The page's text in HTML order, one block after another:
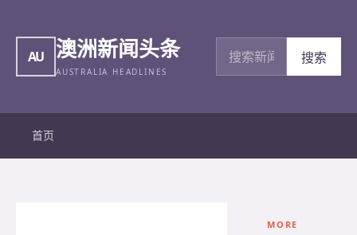
AU 澳洲新闻头条
AUSTRALIA HEADLINES
搜索新闻
搜索
首页
MORE